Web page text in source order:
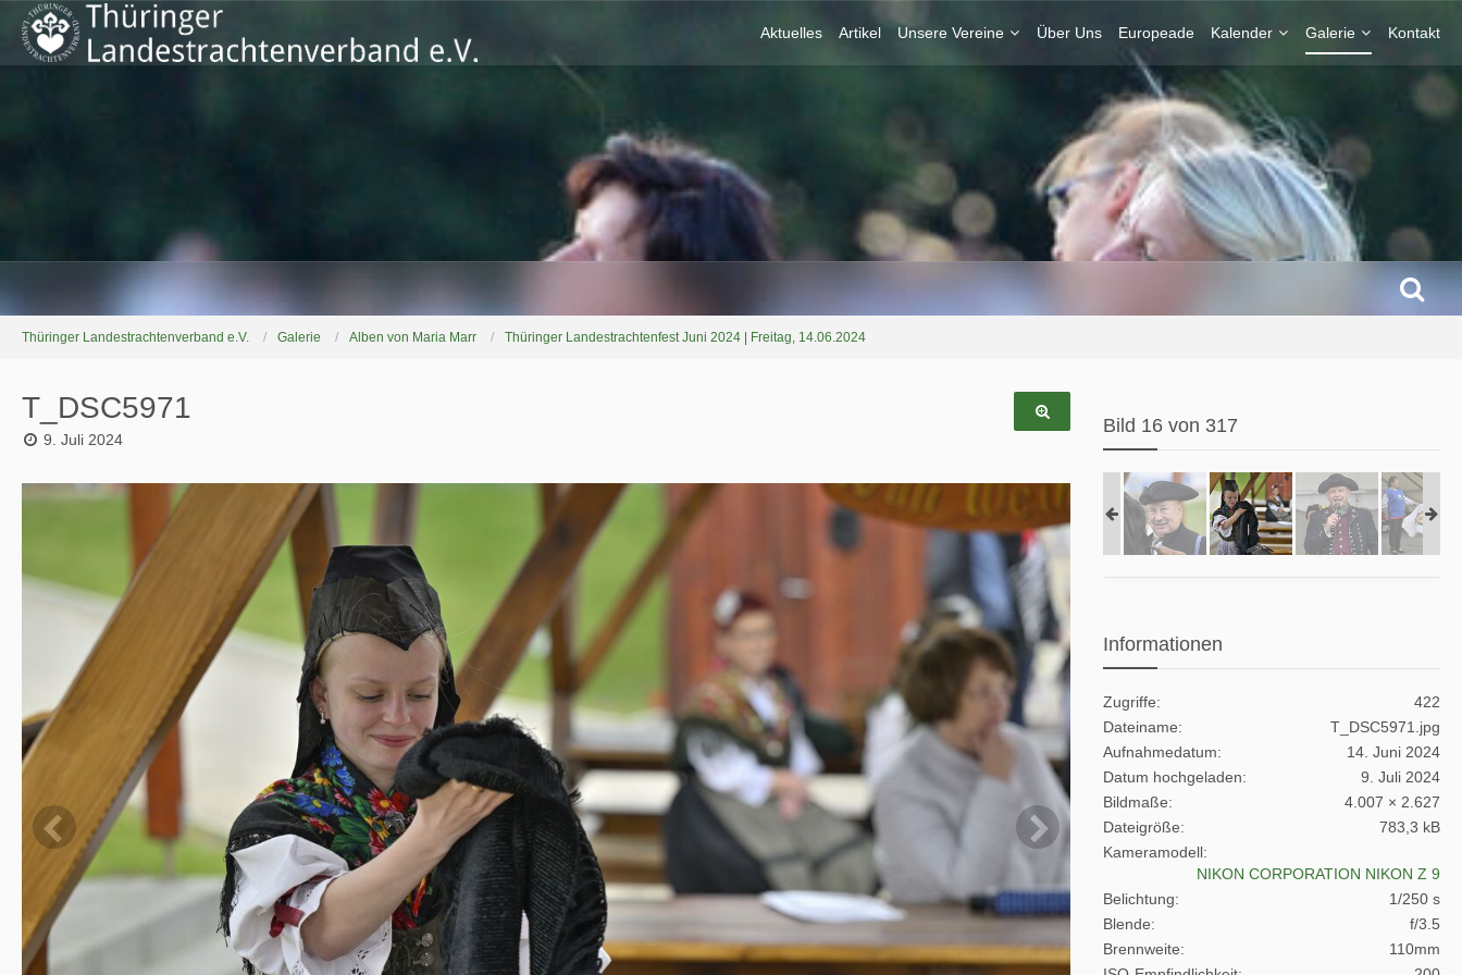
Aktuelles Artikel Unsere Vereine Über Uns Europeade Kalender Galerie Kontakt
Thüringer Landestrachtenverband e.V. Galerie Alben von Maria Marr Thüringer Landestrachtenfest Juni 2024 | Freitag, 14.06.2024
T_DSC5971
9. Juli 2024
Bild 16 von 317
Informationen
Zugriffe
422
Dateiname
T_DSC5971.jpg
Aufnahmedatum
14. Juni 2024
Datum hochgeladen
9. Juli 2024
Bildmaße
4.007 × 2.627
Dateigröße
783,3 kB
Kameramodell
NIKON CORPORATION NIKON Z 9
Belichtung
1/250 s
Blende
f/3.5
Brennweite
110mm